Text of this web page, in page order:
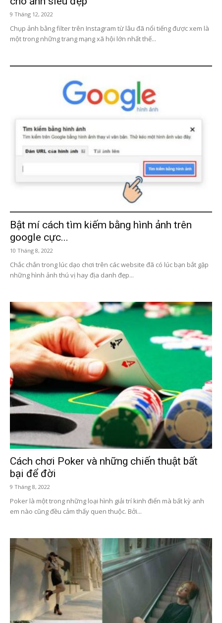
9 Tháng 12, 2022
Chụp ảnh bằng filter trên Instagram từ lâu đã nổi tiếng được xem là
một trong những trang mạng xã hội lớn nhất thế...
Bật mí cách tìm kiếm bằng hình ảnh trên
google cực...
10 Tháng 8, 2022
Chắc chắn trong lúc dạo chơi trên các website đã có lúc bạn bắt gặp
những hình ảnh thú vị hay địa danh đẹp...
Cách chơi Poker và những chiến thuật bất
bại để đời
9 Tháng 8, 2022
Poker là một trong những loại hình giải trí kinh điển mà bất kỳ anh
em nào cũng đều cảm thấy quen thuộc. Bởi...